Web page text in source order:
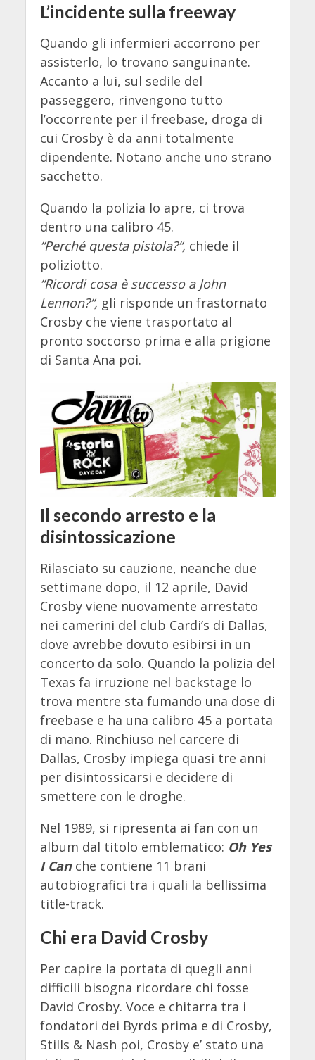
L’incidente sulla freeway
Quando gli infermieri accorrono per
assisterlo, lo trovano sanguinante.
Accanto a lui, sul sedile del
passeggero, rinvengono tutto
l’occorrente per il freebase, droga di
cui Crosby è da anni totalmente
dipendente. Notano anche uno strano
sacchetto.
Quando la polizia lo apre, ci trova
dentro una calibro 45.
“Perché questa pistola?“, chiede il
poliziotto.
“Ricordi cosa è successo a John
Lennon?“, gli risponde un frastornato
Crosby che viene trasportato al
pronto soccorso prima e alla prigione
di Santa Ana poi.
Il secondo arresto e la
disintossicazione
Rilasciato su cauzione, neanche due
settimane dopo, il 12 aprile, David
Crosby viene nuovamente arrestato
nei camerini del club Cardi’s di Dallas,
dove avrebbe dovuto esibirsi in un
concerto da solo. Quando la polizia del
Texas fa irruzione nel backstage lo
trova mentre sta fumando una dose di
freebase e ha una calibro 45 a portata
di mano. Rinchiuso nel carcere di
Dallas, Crosby impiega quasi tre anni
per disintossicarsi e decidere di
smettere con le droghe.
Nel 1989, si ripresenta ai fan con un
album dal titolo emblematico: Oh Yes
I Canche contiene 11 brani
autobiografici tra i quali la bellissima
title-track.
Chi era David Crosby
Per capire la portata di quegli anni
difficili bisogna ricordare chi fosse
David Crosby. Voce e chitarra tra i
fondatori dei Byrds prima e di Crosby,
Stills & Nash poi, Crosby e’ stato una